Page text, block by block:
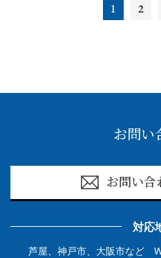
1 2
お問い
お問い合
対応
芦屋、神戸市、大阪市など